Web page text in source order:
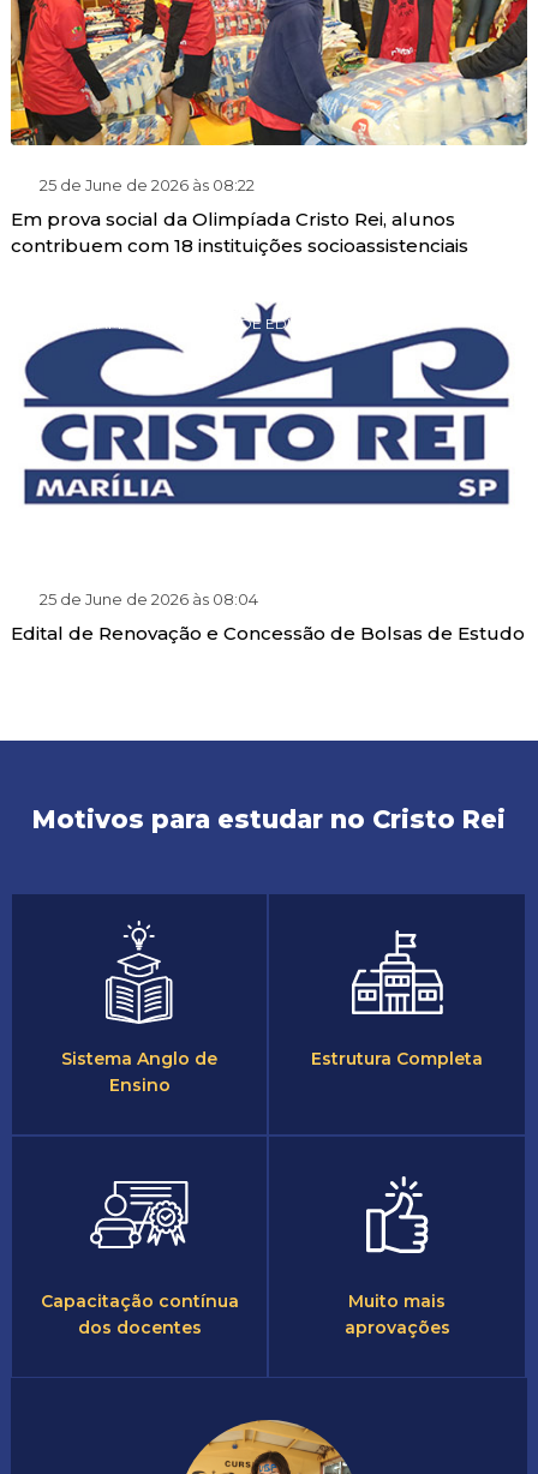
25 de June de 2026 às 08:22
Em prova social da Olimpíada Cristo Rei, alunos
contribuem com 18 instituições socioassistenciais
PROGRAMA DE GRATUIDADE EDUCACIONAL
25 de June de 2026 às 08:04
Edital de Renovação e Concessão de Bolsas de Estudo
Motivos para estudar no Cristo Rei
Sistema Anglo de
Ensino
Estrutura Completa
Capacitação contínua
dos docentes
Muito mais
aprovações